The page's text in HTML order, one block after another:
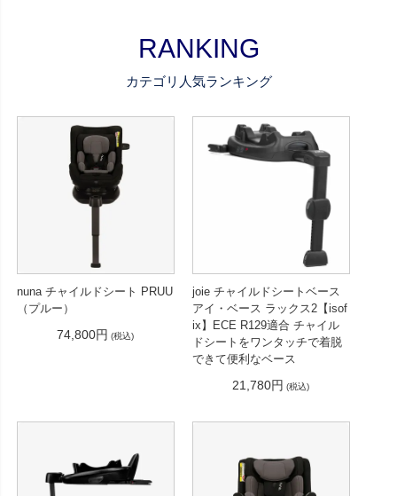
RANKING
カテゴリ人気ランキング
nuna チャイルドシート PRUU
（プルー）
74,800円 (税込)
joie チャイルドシートベース
アイ・ベース ラックス2【isof
ix】ECE R129適合 チャイル
ドシートをワンタッチで着脱
できて便利なベース
21,780円 (税込)